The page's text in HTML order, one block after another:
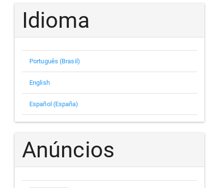
Idioma
Português (Brasil)
English
Español (España)
Anúncios